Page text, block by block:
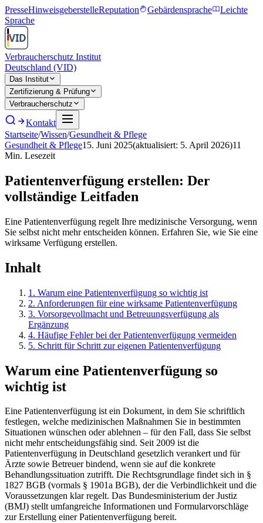
PresseHinweisgeberstelleReputation Gebärdensprache
Leichte
Sprache
Verbraucherschutz Institut
Deutschland (VID)
Das Institut
Zertifizierung & Prüfung
Verbraucherschutz
Kontakt
Startseite/Wissen/Gesundheit & Pflege
Gesundheit & Pflege15. Juni 2025(aktualisiert: 5. April 2026)11
Min. Lesezeit
Patientenverfügung erstellen: Der
vollständige Leitfaden
Eine Patientenverfügung regelt Ihre medizinische Versorgung, wenn
Sie selbst nicht mehr entscheiden können. Erfahren Sie, wie Sie eine
wirksame Verfügung erstellen.
Inhalt
1 . Warum eine Patientenverfügung so wichtig ist
2. Anforderungen für eine wirksame Patientenverfügung
3. Vorsorgevollmacht und Betreuungsverfügung als
Ergänzung
4. Häufige Fehler bei der Patientenverfügung vermeiden
5. Schritt für Schritt zur eigenen Patientenverfügung
Warum eine Patientenverfügung so
wichtig ist
Eine Patientenverfügung ist ein Dokument, in dem Sie schriftlich
festlegen, welche medizinischen Maßnahmen Sie in bestimmten
Situationen wünschen oder ablehnen – für den Fall, dass Sie selbst
nicht mehr entscheidungsfähig sind. Seit 2009 ist die
Patientenverfügung in Deutschland gesetzlich verankert und für
Ärzte sowie Betreuer bindend, wenn sie auf die konkrete
Behandlungssituation zutrifft. Die Rechtsgrundlage findet sich in §
1827 BGB (vormals § 1901a BGB), der die Verbindlichkeit und die
Voraussetzungen klar regelt. Das Bundesministerium der Justiz
(BMJ) stellt umfangreiche Informationen und Formularvorschläge
zur Erstellung einer Patientenverfügung bereit.